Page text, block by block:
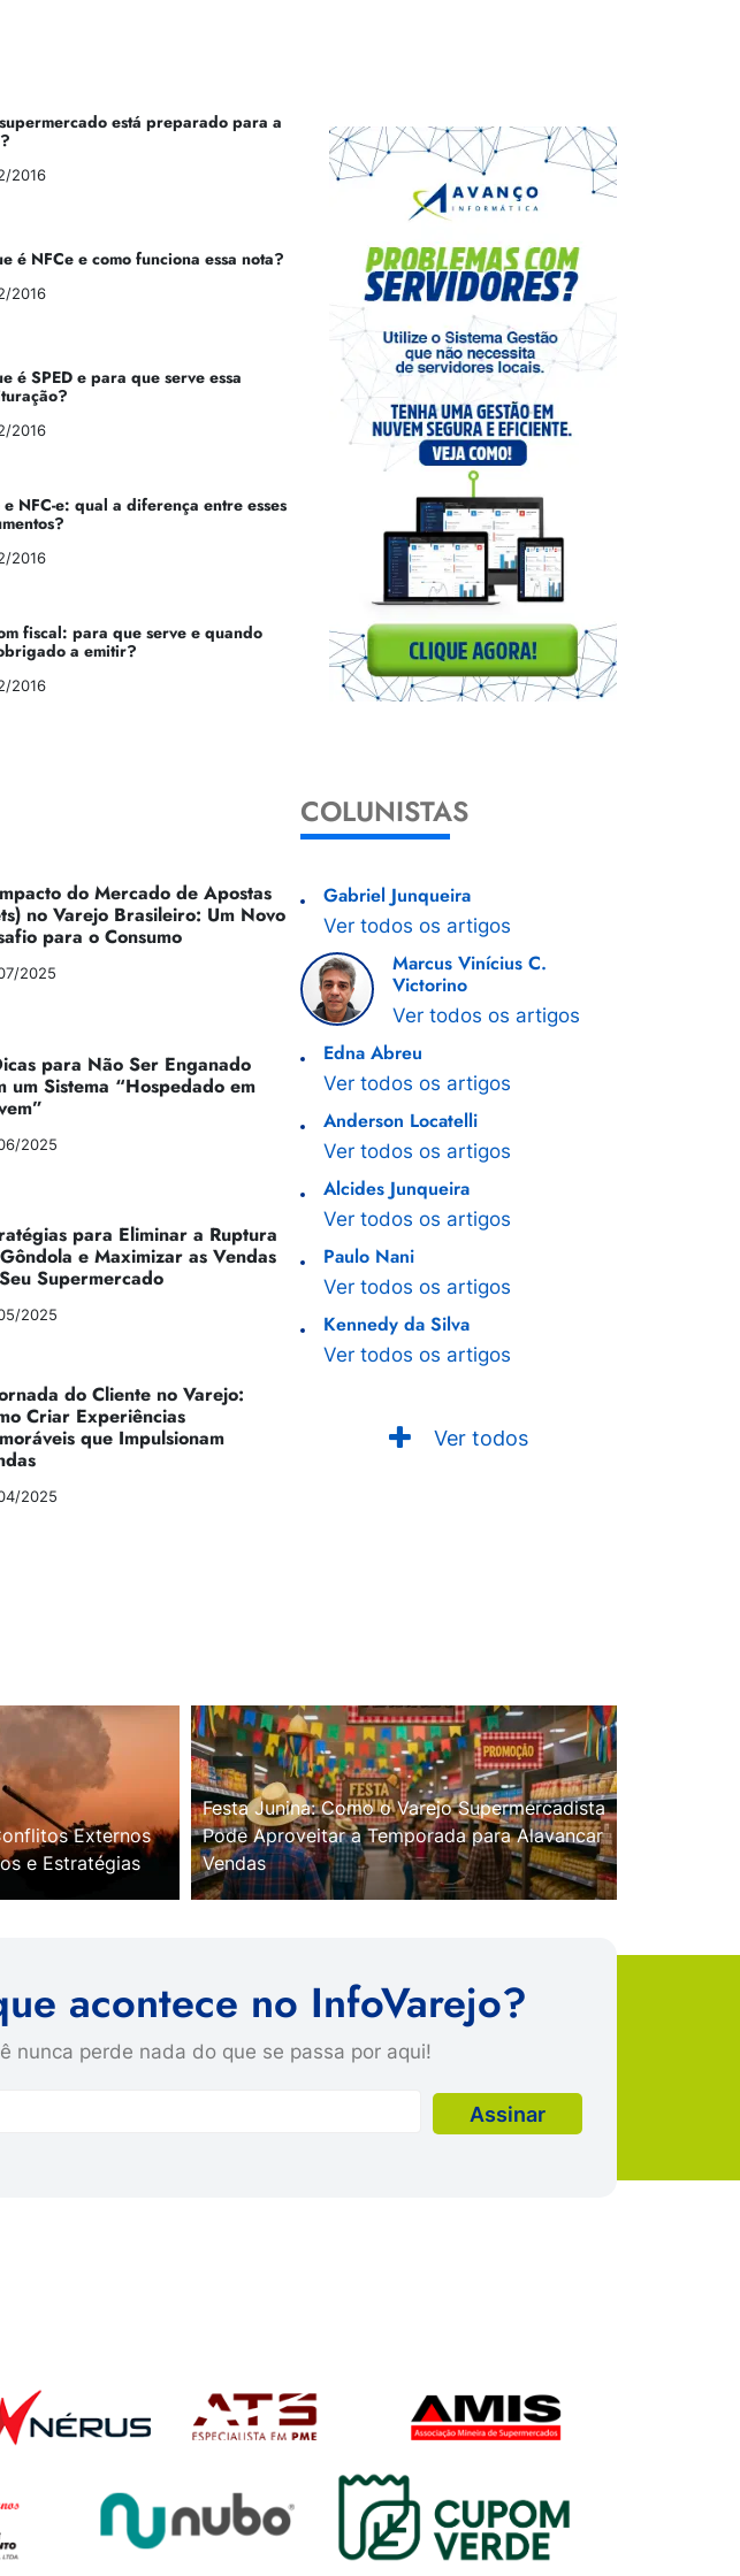
está preparado para a
2016
é NFCe e como funciona essa nota?
2016
é SPED e para que serve essa
2016
e NFC-e: qual a diferença entre esses
2016
fiscal: para que serve e quando
a emitir?
2016
do Mercado de Apostas
no Varejo Brasileiro: Um Novo
para o Consumo
2025
para Não Ser Enganado
um Sistema “Hospedado em
2025
para Eliminar a Ruptura
e Maximizar as Vendas
Supermercado
2025
do Cliente no Varejo:
Criar Experiências
que Impulsionam
2025
COLUNISTAS
Gabriel Junqueira
Ver todos os artigos
Marcus Vinícius C.
Victorino
Ver todos os artigos
Edna Abreu
Ver todos os artigos
Anderson Locatelli
Ver todos os artigos
Alcides Junqueira
Ver todos os artigos
Paulo Nani
Ver todos os artigos
Kennedy da Silva
Ver todos os artigos
Ver todos
Externos
e Estratégias
Festa Junina: Como o Varejo Supermercadista
Pode Aproveitar a Temporada para Alavancar
Vendas
acontece no InfoVarejo?
nunca perde nada do que se passa por aqui!